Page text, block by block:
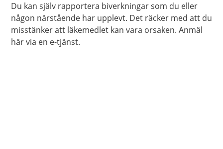
Du kan själv rapportera biverkningar som du eller
någon närstående har upplevt. Det räcker med att du
misstänker att läkemedlet kan vara orsaken. Anmäl
här via en e-tjänst.